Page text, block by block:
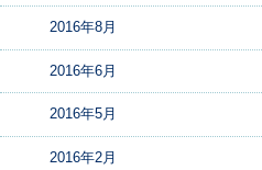
2016年8月
2016年6月
2016年5月
2016年2月